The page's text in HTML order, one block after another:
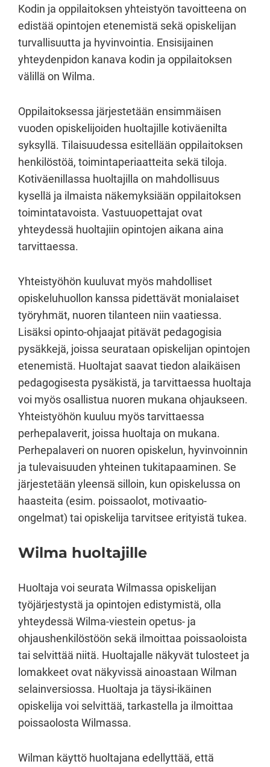
Kodin ja oppilaitoksen yhteistyön tavoitteena on
edistää opintojen etenemistä sekä opiskelijan
turvallisuutta ja hyvinvointia. Ensisijainen
yhteydenpidon kanava kodin ja oppilaitoksen
välillä on Wilma.
Oppilaitoksessa järjestetään ensimmäisen
vuoden opiskelijoiden huoltajille kotiväenilta
syksyllä. Tilaisuudessa esitellään oppilaitoksen
henkilöstöä, toimintaperiaatteita sekä tiloja.
Kotiväenillassa huoltajilla on mahdollisuus
kysellä ja ilmaista näkemyksiään oppilaitoksen
toimintatavoista. Vastuuopettajat ovat
yhteydessä huoltajiin opintojen aikana aina
tarvittaessa.
Yhteistyöhön kuuluvat myös mahdolliset
opiskeluhuollon kanssa pidettävät monialaiset
työryhmät, nuoren tilanteen niin vaatiessa.
Lisäksi opinto-ohjaajat pitävät pedagogisia
pysäkkejä, joissa seurataan opiskelijan opintojen
etenemistä. Huoltajat saavat tiedon alaikäisen
pedagogisesta pysäkistä, ja tarvittaessa huoltaja
voi myös osallistua nuoren mukana ohjaukseen.
Yhteistyöhön kuuluu myös tarvittaessa
perhepalaverit, joissa huoltaja on mukana.
Perhepalaveri on nuoren opiskelun, hyvinvoinnin
ja tulevaisuuden yhteinen tukitapaaminen. Se
järjestetään yleensä silloin, kun opiskelussa on
haasteita (esim. poissaolot, motivaatio-
ongelmat) tai opiskelija tarvitsee erityistä tukea.
Wilma huoltajille
Huoltaja voi seurata Wilmassa opiskelijan
työjärjestystä ja opintojen edistymistä, olla
yhteydessä Wilma-viestein opetus- ja
ohjaushenkilöstöön sekä ilmoittaa poissaoloista
tai selvittää niitä. Huoltajalle näkyvät tulosteet ja
lomakkeet ovat näkyvissä ainoastaan Wilman
selainversiossa. Huoltaja ja täysi-ikäinen
opiskelija voi selvittää, tarkastella ja ilmoittaa
poissaolosta Wilmassa.
Wilman käyttö huoltajana edellyttää, että